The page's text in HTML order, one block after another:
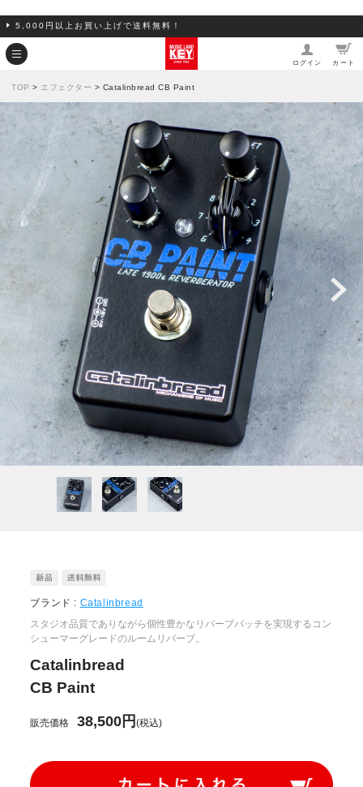
5,000円以上お買い上げで送料無料！
ログイン カート
TOP > エフェクター > Catalinbread CB Paint
ブランド : Catalinbread
スタジオ品質でありながら個性豊かなリバーブパッチを実現するコン
シューマーグレードのルームリバーブ。
Catalinbread
CB Paint
販売価格 38,500円(税込)